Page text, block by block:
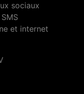
sociaux
et internet